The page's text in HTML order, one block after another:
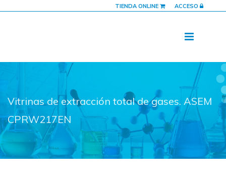
TIENDA ONLINE ACCESO
Vitrinas de extracción total de gases. ASEM
CPRW217EN